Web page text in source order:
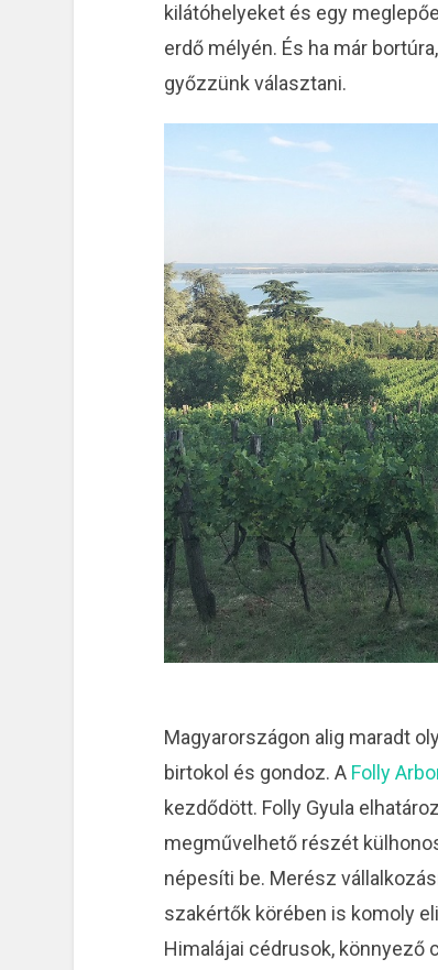
kilátóhelyeket és egy
erdő mélyén. És ha már
győzzünk választani.
Magyarországon alig maradt
birtokol és gondoz. A Folly
kezdődött. Folly Gyula
megművelhető részét
népesíti be. Merész
szakértők körében is komoly
Himalájai cédrusok, könnyező